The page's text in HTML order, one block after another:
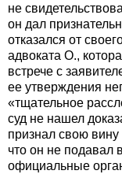
не
он дал
отказался от
адвоката О.,
встрече с
ее утверждения
«тщательное
суд не нашел
признал свою
что он не подавал
официальные